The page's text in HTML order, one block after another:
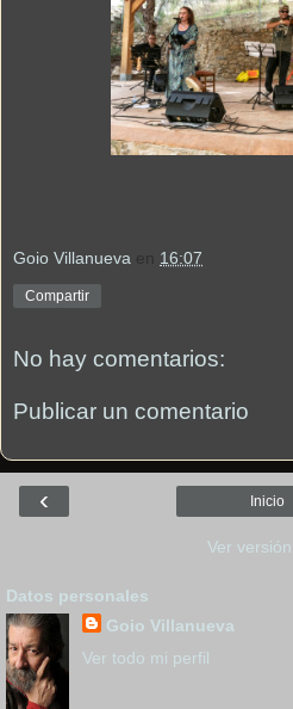
Goio Villanueva 16:07
Compartir
No hay comentarios:
Publicar un comentario
‹ Inicio
Ver
Datos personales
Goio Villanueva
Ver todo mi perfil